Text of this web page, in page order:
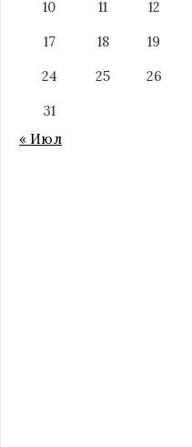
10
11 12
17
18 19
24
25 26
31
« Июл